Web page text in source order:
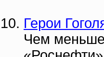
Герои
Чем меньше